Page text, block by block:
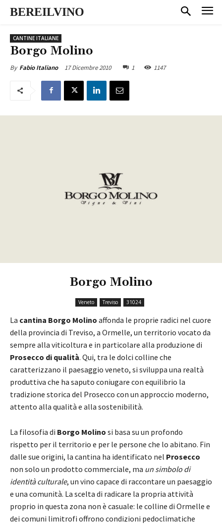
BEREILVINO
CANTINE ITALIANE
Borgo Molino
By Fabio Italiano 17 Dicembre 2010 1 1147
Borgo Molino
Veneto Treviso 31024
La cantina Borgo Molino affonda le proprie radici nel cuore
della provincia di Treviso, a Ormelle, un territorio vocato da
sempre alla viticoltura e in particolare alla produzione di
Prosecco di qualità. Qui, tra le dolci colline che
caratterizzano il paesaggio veneto, si sviluppa una realtà
produttiva che ha saputo coniugare con equilibrio la
tradizione storica del Prosecco con un approccio moderno,
attento alla qualità e alla sostenibilità.
La filosofia di Borgo Molino si basa su un profondo
rispetto per il territorio e per le persone che lo abitano. Fin
dalle sue origini, la cantina ha identificato nel Prosecco
non solo un prodotto commerciale, ma un simbolo di
identità culturale, un vino capace di raccontare un paesaggio
e una comunità. La scelta di radicare la propria attività
proprio in questa zona non è casuale: le colline di Ormelle e
dei comuni limitrofi offrono condizioni pedoclimatiche